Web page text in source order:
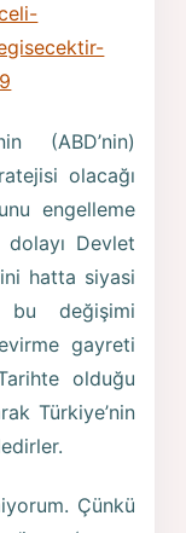
(ABD’nin)
olacağı
engelleme
dolayı Devlet
hatta siyasi
bu değişimi
gayreti
olduğu
Türkiye’nin
Çünkü